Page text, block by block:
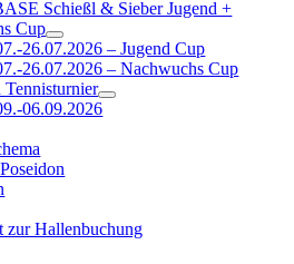
Schießl & Sieber Jugend +
Cup
26.07.2026 – Jugend Cup
26.07.2026 – Nachwuchs Cup
Tennisturnier
06.09.2026
zur Hallenbuchung